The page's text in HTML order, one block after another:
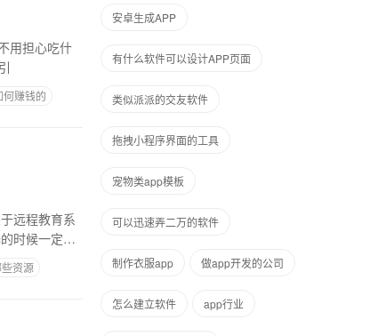
赚钱的
远程教育系
时候一定要
资源
安卓生成APP
有什么软件可以设计APP页面
类似派派的交友软件
拖拽小程序界面的工具
宠物类app模板
可以迅速弄二万的软件
制作衣服app 做app开发的公司
怎么建立软件 app行业